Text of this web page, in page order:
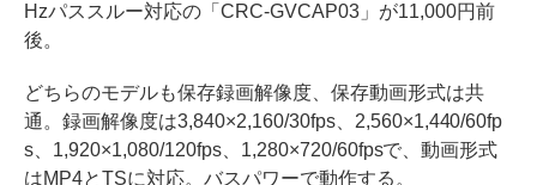
Hzパススルー対応の「CRC-GVCAP03」が11,000円前
後。
どちらのモデルも保存録画解像度、保存動画形式は共
通。録画解像度は3,840×2,160/30fps、2,560×1,440/60fp
s、1,920×1,080/120fps、1,280×720/60fpsで、動画形式
はMP4とTSに対応。バスパワーで動作する。